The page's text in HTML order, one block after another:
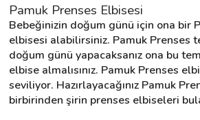
Pamuk Prenses Elbisesi
Bebeğinizin doğum günü için ona bir
elbisesi alabilirsiniz. Pamuk Prenses
doğum günü yapacaksanız ona bu
elbise almalısınız. Pamuk Prenses
seviliyor. Hazırlayacağınız Pamuk
birbirinden şirin prenses elbiseleri